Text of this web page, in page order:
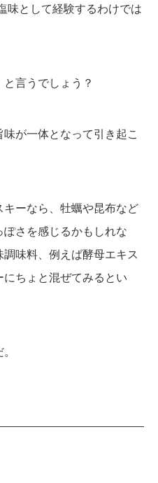
味として経験するわけでは
言うでしょう？
が一体となって引き起こ
ーなら、牡蠣や昆布など
さを感じるかもしれな
味料、例えば酵母エキス
ちょと混ぜてみるとい